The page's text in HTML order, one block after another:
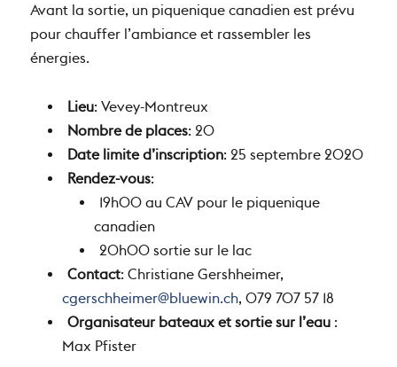
Avant la sortie, un piquenique canadien est prévu
pour chauffer l’ambiance et rassembler les
énergies.
Lieu: Vevey-Montreux
Nombre de places: 20
Date limite d’inscription: 25 septembre 2020
Rendez-vous:
19h00 au CAV pour le piquenique
canadien
20h00 sortie sur le lac
Contact: Christiane Gershheimer,
cgerschheimer@bluewin.ch, 079 707 57 18‬
Organisateur bateaux et sortie sur l’eau:
Max Pfister